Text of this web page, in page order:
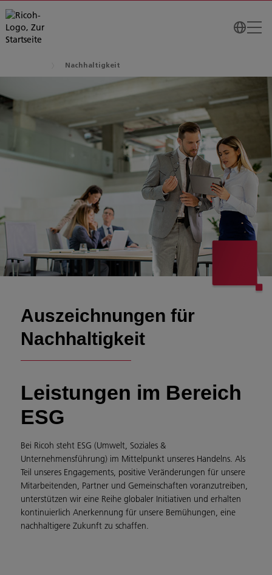
Nachhaltigkeit
Auszeichnungen für
Nachhaltigkeit
Leistungen im Bereich
ESG
Bei Ricoh steht ESG (Umwelt, Soziales &
Unternehmensführung) im Mittelpunkt unseres Handelns. Als
Teil unseres Engagements, positive Veränderungen für unsere
Mitarbeitenden, Partner und Gemeinschaften voranzutreiben,
unterstützen wir eine Reihe globaler Initiativen und erhalten
kontinuierlich Anerkennung für unsere Bemühungen, eine
nachhaltigere Zukunft zu schaffen.